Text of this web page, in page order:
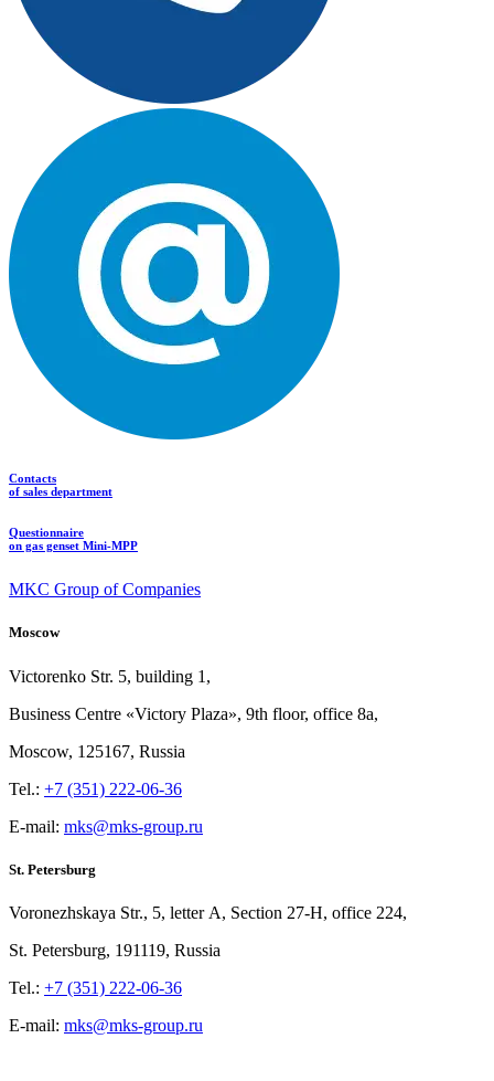
Contacts
of sales department
Questionnaire
on gas genset Mini-MPP
MKC Group of Companies
Moscow
Victorenko Str. 5, building 1,
Business Centre «Victory Plaza», 9th floor, office 8a,
Moscow, 125167, Russia
Tel.: +7 (351) 222-06-36
E-mail: mks@mks-group.ru
St. Petersburg
Voronezhskaya Str., 5, letter A, Section 27-Н, office 224,
St. Petersburg, 191119, Russia
Tel.: +7 (351) 222-06-36
E-mail: mks@mks-group.ru